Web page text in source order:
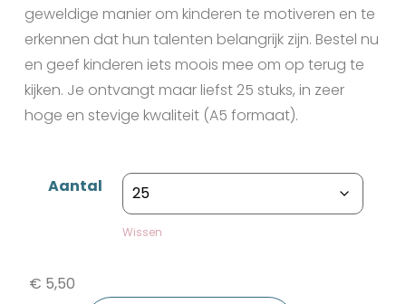
geweldige manier om kinderen te motiveren en te
erkennen dat hun talenten belangrijk zijn. Bestel nu
en geef kinderen iets moois mee om op terug te
kijken. Je ontvangt maar liefst 25 stuks, in zeer
hoge en stevige kwaliteit (A5 formaat).
Aantal
Wissen
€ 5,50